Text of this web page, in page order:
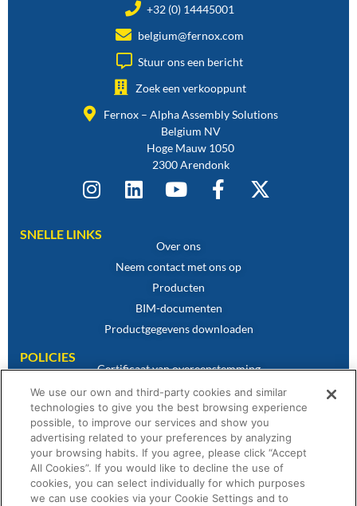
+32 (0) 14445001
belgium@fernox.com
Stuur ons een bericht
Zoek een verkooppunt
Fernox – Alpha Assembly Solutions
Belgium NV
Hoge Mauw 1050
2300 Arendonk
SNELLE LINKS
Over ons
Neem contact met ons op
Producten
BIM-documenten
Productgegevens downloaden
POLICIES
Certificaat van overeenstemming
Cookiebeleid
Disclaimer
Privacybeleid
Algemene verkoopvoorwaarden
Garantieverklaring
We use our own and third-party cookies and similar
technologies to give you the best browsing experience
possible, to improve our services and show you
advertising related to your preferences by analyzing
your browsing habits. If you agree, please click “Accept
All Cookies”. If you would like to decline the use of
cookies, you can select individually for which purposes
we can use cookies via your Cookie Settings and to